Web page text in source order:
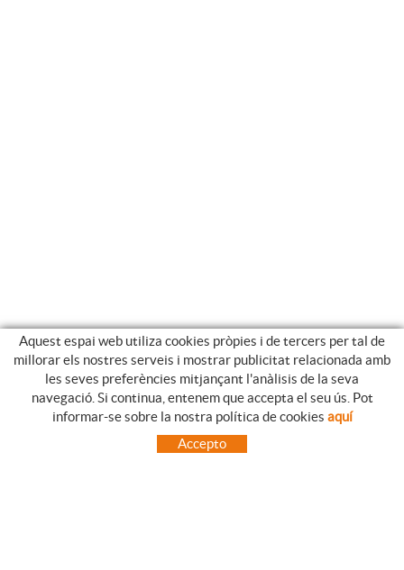
GUIA DE COMPRA
COM UTILITZAR LA NOSTRE BOTIGA ON-LINE
PREGUNTES FREQÜENTS
Aquest espai web utiliza cookies pròpies i de tercers per tal de
millorar els nostres serveis i mostrar publicitat relacionada amb
les seves preferències mitjançant l'anàlisis de la seva
navegació. Si continua, entenem que accepta el seu ús. Pot
informar-se sobre la nostra política de cookies aquí
Accepto